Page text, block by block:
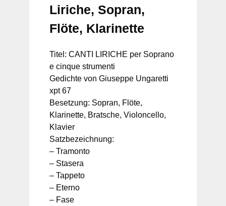
Liriche, Sopran,
Flöte, Klarinette
Titel: CANTI LIRICHE per Soprano
e cinque strumenti
Gedichte von Giuseppe Ungaretti
xpt 67
Besetzung: Sopran, Flöte,
Klarinette, Bratsche, Violoncello,
Klavier
Satzbezeichnung:
– Tramonto
– Stasera
– Tappeto
– Eterno
– Fase